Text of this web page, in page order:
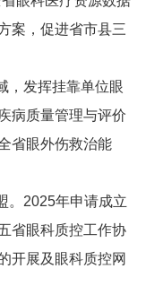
案，促进省市县三
，发挥挂靠单位眼
病质量管理与评价
省眼外伤救治能
。2025年申请成立
省眼科质控工作协
开展及眼科质控网